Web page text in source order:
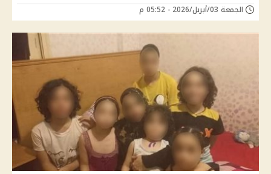
الجمعة 03/أبريل/2026 - 05:52 م